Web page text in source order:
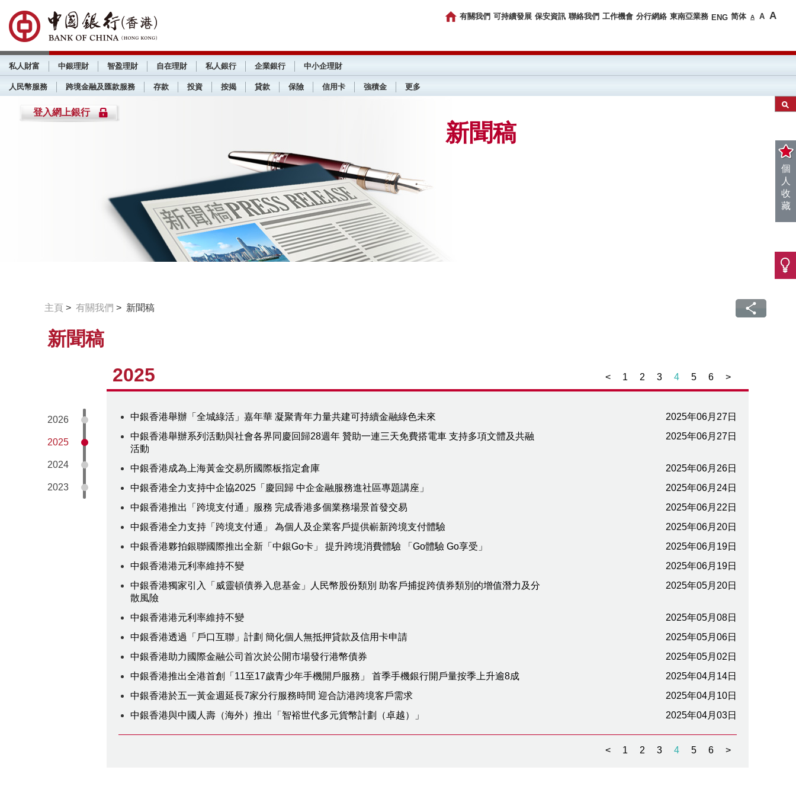
有關我們 可持續發展 保安資訊 聯絡我們 工作機會 分行網絡 東南亞業務 ENG 简体 A A A
私人財富 中銀理財 智盈理財 自在理財 私人銀行 企業銀行 中小企理財
人民幣服務 跨境金融及匯款服務 存款 投資 按揭 貸款 保險 信用卡 強積金 更多
登入網上銀行
新聞稿
個
人
收
藏
主頁 > 有關我們 > 新聞稿
新聞稿
2026
2025
2024
2023
2025 < 1 2 3 4 5 6 >
2025年06月27日
中銀香港舉辦「全城綠活」嘉年華 凝聚青年力量共建可持續金融綠色未來
2025年06月27日
中銀香港舉辦系列活動與社會各界同慶回歸28週年 贊助一連三天免費搭電車 支持多項文體及共融
活動
2025年06月26日
中銀香港成為上海黃金交易所國際板指定倉庫
2025年06月24日
中銀香港全力支持中企協2025「慶回歸 中企金融服務進社區專題講座」
2025年06月22日
中銀香港推出「跨境支付通」服務 完成香港多個業務場景首發交易
2025年06月20日
中銀香港全力支持「跨境支付通」 為個人及企業客戶提供嶄新跨境支付體驗
2025年06月19日
中銀香港夥拍銀聯國際推出全新「中銀Go卡」 提升跨境消費體驗 「Go體驗 Go享受」
2025年06月19日
中銀香港港元利率維持不變
2025年05月20日
中銀香港獨家引入「威靈頓債券入息基金」人民幣股份類別 助客戶捕捉跨債券類別的增值潛力及分
散風險
2025年05月08日
中銀香港港元利率維持不變
2025年05月06日
中銀香港透過「戶口互聯」計劃 簡化個人無抵押貸款及信用卡申請
2025年05月02日
中銀香港助力國際金融公司首次於公開市場發行港幣債券
2025年04月14日
中銀香港推出全港首創「11至17歲青少年手機開戶服務」 首季手機銀行開戶量按季上升逾8成
2025年04月10日
中銀香港於五一黃金週延長7家分行服務時間 迎合訪港跨境客戶需求
2025年04月03日
中銀香港與中國人壽（海外）推出「智裕世代多元貨幣計劃（卓越）」
< 1 2 3 4 5 6 >